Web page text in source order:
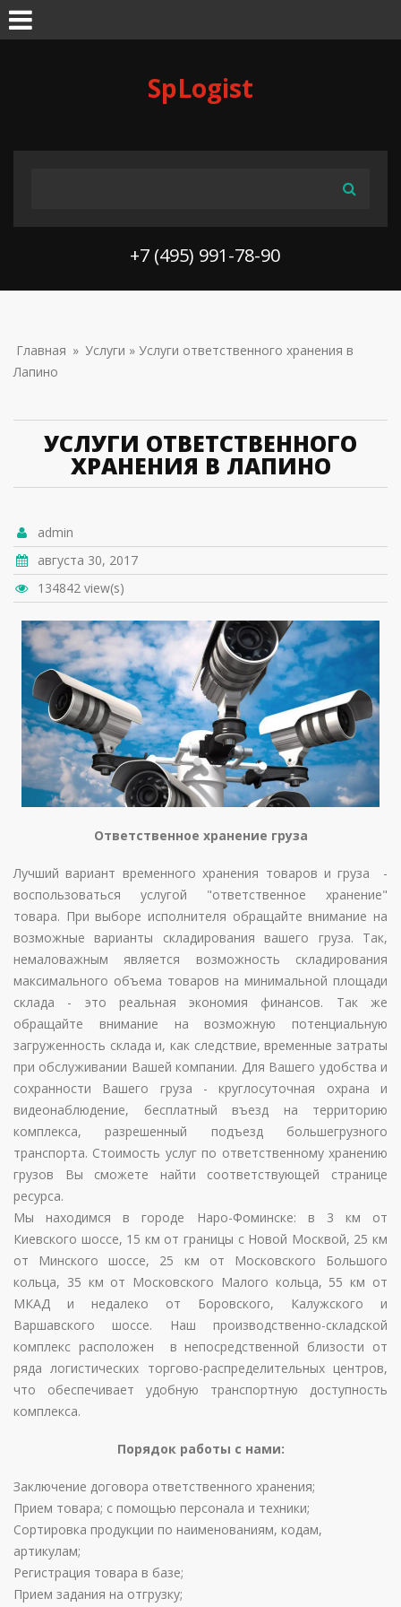
SpLogist
+7 (495) 991-78-90
ВЫ ЗДЕСЬ
Главная » Услуги » Услуги ответственного хранения в
Лапино
УСЛУГИ ОТВЕТСТВЕННОГО
ХРАНЕНИЯ В ЛАПИНО
admin
августа 30, 2017
134842 view(s)
Ответственное хранение груза
Лучший вариант временного хранения товаров и груза -
воспользоваться услугой "ответственное хранение"
товара. При выборе исполнителя обращайте внимание на
возможные варианты складирования вашего груза. Так,
немаловажным является возможность складирования
максимального объема товаров на минимальной площади
склада - это реальная экономия финансов. Так же
обращайте внимание на возможную потенциальную
загруженность склада и, как следствие, временные затраты
при обслуживании Вашей компании. Для Вашего удобства и
сохранности Вашего груза - круглосуточная охрана и
видеонаблюдение, бесплатный въезд на территорию
комплекса, разрешенный подъезд большегрузного
транспорта. Стоимость услуг по ответственному хранению
грузов Вы сможете найти соответствующей странице
ресурса.
Мы находимся в городе Наро-Фоминске: в 3 км от
Киевского шоссе, 15 км от границы с Новой Москвой, 25 км
от Минского шоссе, 25 км от Московского Большого
кольца, 35 км от Московского Малого кольца, 55 км от
МКАД и недалеко от Боровского, Калужского и
Варшавского шоссе. Наш производственно-складской
комплекс расположен в непосредственной близости от
ряда логистических торгово-распределительных центров,
что обеспечивает удобную транспортную доступность
комплекса.
Порядок работы с нами:
Заключение договора ответственного хранения;
Прием товара; с помощью персонала и техники;
Сортировка продукции по наименованиям, кодам,
артикулам;
Регистрация товара в базе;
Прием задания на отгрузку;